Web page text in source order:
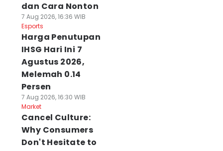
dan Cara Nonton
7 Aug 2026, 16:36 WIB
Esports
Harga Penutupan
IHSG Hari Ini 7
Agustus 2026,
Melemah 0.14
Persen
7 Aug 2026, 16:30 WIB
Market
Cancel Culture:
Why Consumers
Don't Hesitate to